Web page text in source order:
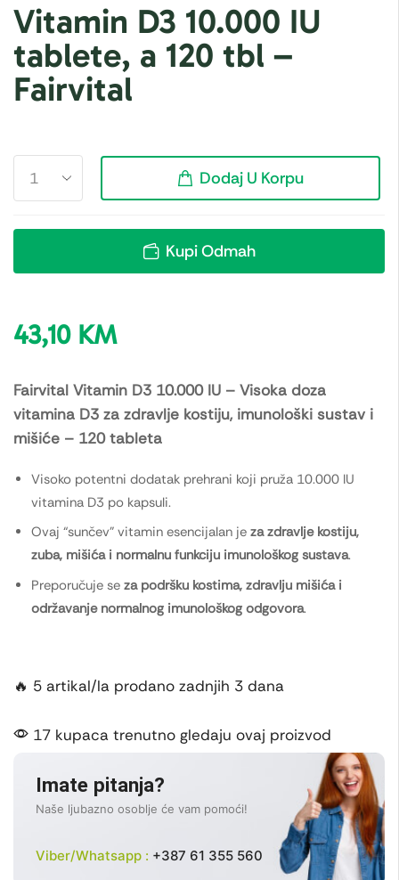
Vitamin D3 10.000 IU
tablete, a 120 tbl –
Fairvital
Dodaj U Korpu
Kupi Odmah
43,10 KM
Fairvital Vitamin D3 10.000 IU – Visoka doza
vitamina D3 za zdravlje kostiju, imunološki sustav i
mišiće – 120 tableta
Visoko potentni dodatak prehrani koji pruža 10.000 IU
vitamina D3 po kapsuli.
Ovaj “sunčev” vitamin esencijalan je za zdravlje kostiju,
zuba, mišića i normalnu funkciju imunološkog sustava.
Preporučuje se za podršku kostima, zdravlju mišića i
održavanje normalnog imunološkog odgovora.
🔥 5 artikal/la prodano zadnjih 3 dana
17 kupaca trenutno gledaju ovaj proizvod
Imate pitanja?
Naše ljubazno osoblje će vam pomoći!
Viber/Whatsapp : +387 61 355 560